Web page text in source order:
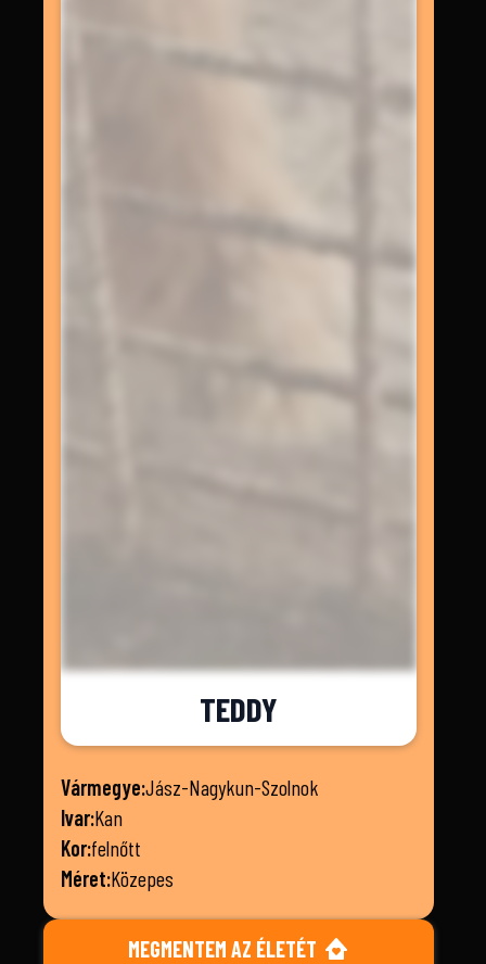
TEDDY
Vármegye:Jász-Nagykun-Szolnok
Ivar:Kan
Kor:felnőtt
Méret:Közepes
MEGMENTEM AZ ÉLETÉT